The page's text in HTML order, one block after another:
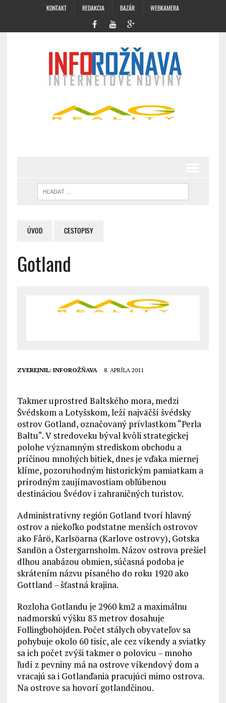
KONTAKT REDAKCIA BAZÁR WEBKAMERA
ÚVOD CESTOPISY
Gotland
ZVEREJNIL: INFOROŽŇAVA 8. APRÍLA 2011
Takmer uprostred Baltského mora, medzi
Švédskom a Lotyšskom, leží najväčší švédsky
ostrov Gotland, označovaný prívlastkom “Perla
Baltu“. V stredoveku býval kvôli strategickej
polohe významným strediskom obchodu a
príčinou mnohých bitiek, dnes je vďaka miernej
klíme, pozoruhodným historickým pamiatkam a
prírodným zaujímavostiam obľúbenou
destináciou Švédov i zahraničných turistov.
Administratívny región Gotland tvorí hlavný
ostrov a niekoľko podstatne menších ostrovov
ako Fårö, Karlsöarna (Karlove ostrovy), Gotska
Sandön a Östergarnsholm. Názov ostrova prešiel
dlhou anabázou obmien, súčasná podoba je
skrátením názvu písaného do roku 1920 ako
Gottland – šťastná krajina.
Rozloha Gotlandu je 2960 km2 a maximálnu
nadmorskú výšku 83 metrov dosahuje
Follingbohöjden. Počet stálych obyvateľov sa
pohybuje okolo 60 tisíc, ale cez víkendy a sviatky
sa ich počet zvýši takmer o polovicu – mnoho
ľudí z pevniny má na ostrove víkendový dom a
vracajú sa i Gotlanďania pracujúci mimo ostrova.
Na ostrove sa hovorí gotlandčinou.